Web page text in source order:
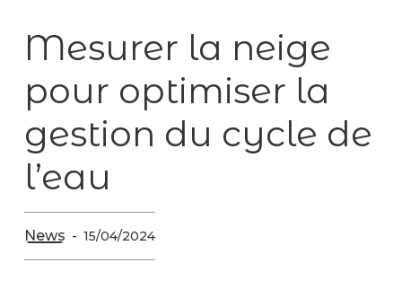
Mesurer la neige
pour optimiser la
gestion du cycle de
l’eau
News 15/04/2024